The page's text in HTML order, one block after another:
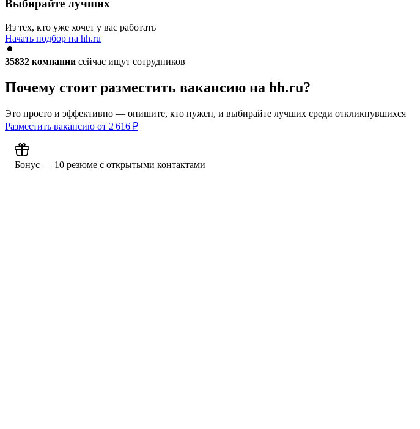
Выбирайте лучших
Из тех, кто уже хочет у вас работать
Начать подбор на hh.ru
35832 компании сейчас ищут сотрудников
Почему стоит разместить вакансию на hh.ru?
Это просто и эффективно — опишите, кто нужен, и выбирайте лучших среди откликнувшихся
Разместить вакансию от 2 616 ₽
Бонус — 10 резюме с открытыми контактами